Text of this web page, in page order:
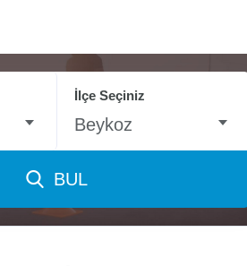
İlçe Seçiniz
Beykoz
BUL